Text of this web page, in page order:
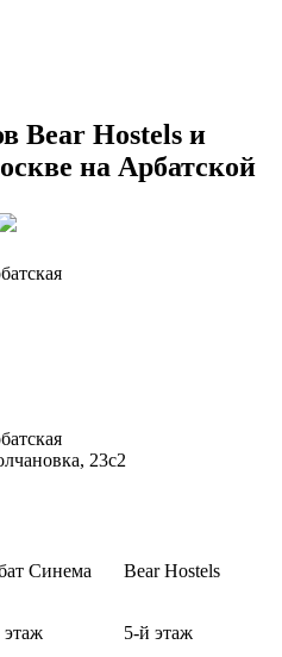
Bear Hostels и
на Арбатской
23с2
Синема Bear Hostels
этаж
5-й этаж